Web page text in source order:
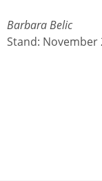
Barbara Belic
Stand: November